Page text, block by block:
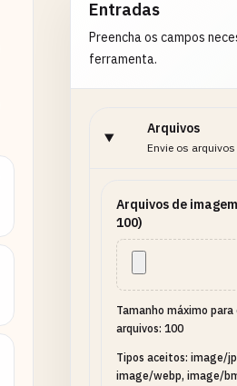
Entradas
Preencha os campos
ferramenta.
Arquivos
Envie os
Arquivos de
100)
Tamanho máximo para
arquivos: 100
Tipos aceitos: image/
image/webp, image/